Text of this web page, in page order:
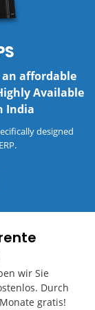
an affordable
Available
India
designed
wir Sie
Durch
gratis!